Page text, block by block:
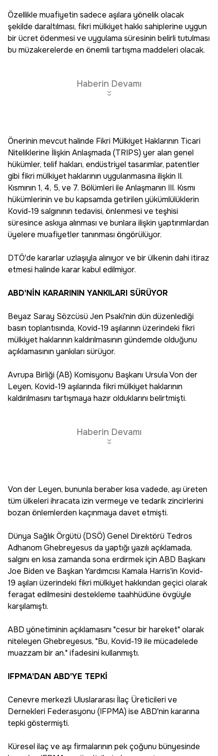
Özellikle muafiyetin sadece aşılara yönelik olacak
şekilde daraltılması, fikri mülkiyet hakkı sahiplerine uygun
bir ücret ödenmesi ve uygulama süresinin belirli tutulması
bu müzakerelerde en önemli tartışma maddeleri olacak.
Haberin Devamı
Önerinin mevcut halinde Fikri Mülkiyet Haklarının Ticari
Niteliklerine İlişkin Anlaşmada (TRIPS) yer alan genel
hükümler, telif hakları, endüstriyel tasarımlar, patentler
gibi fikri mülkiyet haklarının uygulanmasına ilişkin II.
Kısmının 1, 4, 5, ve 7. Bölümleri ile Anlaşmanın III. Kısmı
hükümlerinin ve bu kapsamda getirilen yükümlülüklerin
Kovid-19 salgınının tedavisi, önlenmesi ve teşhisi
süresince askıya alınması ve bunlara ilişkin yaptırımlardan
üyelere muafiyetler tanınması öngörülüyor.
DTÖ'de kararlar uzlaşıyla alınıyor ve bir ülkenin dahi itiraz
etmesi halinde karar kabul edilmiyor.
ABD'NİN KARARININ YANKILARI SÜRÜYOR
Beyaz Saray Sözcüsü Jen Psaki'nin dün düzenlediği
basın toplantısında, Kovid-19 aşılarının üzerindeki fikri
mülkiyet haklarının kaldırılmasının gündemde olduğunu
açıklamasının yankıları sürüyor.
Avrupa Birliği (AB) Komisyonu Başkanı Ursula Von der
Leyen, Kovid-19 aşılarında fikri mülkiyet haklarının
kaldırılmasını tartışmaya hazır olduklarını belirtmişti.
Haberin Devamı
Von der Leyen, bununla beraber kısa vadede, aşı üreten
tüm ülkeleri ihracata izin vermeye ve tedarik zincirlerini
bozan önlemlerden kaçınmaya davet etmişti.
Dünya Sağlık Örgütü (DSÖ) Genel Direktörü Tedros
Adhanom Ghebreyesus da yaptığı yazılı açıklamada,
salgını en kısa zamanda sona erdirmek için ABD Başkanı
Joe Biden ve Başkan Yardımcısı Kamala Harris'in Kovid-
19 aşıları üzerindeki fikri mülkiyet hakkından geçici olarak
feragat edilmesini destekleme taahhüdüne övgüyle
karşılamıştı.
ABD yönetiminin açıklamasını "cesur bir hareket" olarak
niteleyen Ghebreyesus, "Bu, Kovid-19 ile mücadelede
muazzam bir an." ifadesini kullanmıştı.
IFPMA'DAN ABD'YE TEPKİ
Cenevre merkezli Uluslararası İlaç Üreticileri ve
Dernekleri Federasyonu (IFPMA) ise ABD'nin kararına
tepki göstermişti.
Küresel ilaç ve aşı firmalarının pek çoğunu bünyesinde